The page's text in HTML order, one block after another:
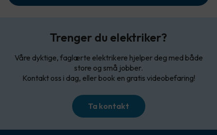
Trenger du elektriker?
Våre dyktige, faglærte elektrikere hjelper deg med både
store og små jobber.
Kontakt oss i dag, eller book en gratis videobefaring!
Ta kontakt